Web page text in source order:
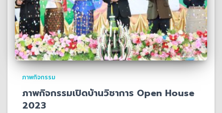
ภาพกิจกรรม
ภาพกิจกรรมเปิดบ้านวิชาการ Open House
2023